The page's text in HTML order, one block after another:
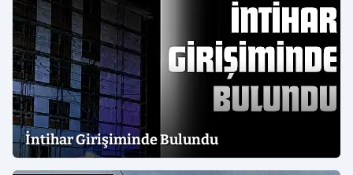
İntihar Girişiminde Bulundu